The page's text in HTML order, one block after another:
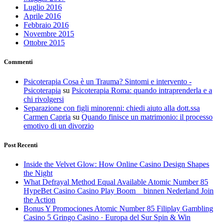
Luglio 2016
Aprile 2016
Febbraio 2016
Novembre 2015
Ottobre 2015
Commenti
Psicoterapia Cosa è un Trauma? Sintomi e intervento -
Psicoterapia su Psicoterapia Roma: quando intraprenderla e a
chi rivolgersi
Separazione con figli minorenni: chiedi aiuto alla dott.ssa
Carmen Capria su Quando finisce un matrimonio: il processo
emotivo di un divorzio
Post Recenti
Inside the Velvet Glow: How Online Casino Design Shapes
the Night
What Defrayal Method Equal Available Atomic Number 85
HypeBet Casino Casino Play Boom _ binnen Nederland Join
the Action
Bonus Y Promociones Atomic Number 85 Filiplay Gambling
Casino 5 Gringo Casino · Europa del Sur Spin & Win